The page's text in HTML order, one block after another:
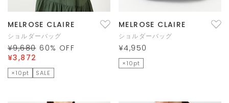
MELROSE CLAIRE
ショルダーバッグ
¥9,680 60% OFF
¥3,872
×10pt SALE
MELROSE CLAIRE
ショルダーバッグ
¥4,950
×10pt